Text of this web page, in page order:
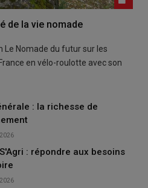
de la vie nomade
Le Nomade du futur sur les
en vélo-roulotte avec son
: la richesse de
: répondre aux besoins